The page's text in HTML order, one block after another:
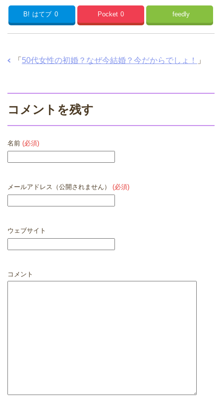
B! はてブ 0 Pocket 0 feedly
「 50代女性の初婚？なぜ今結婚？今だからでしょ！ 」
コメントを残す
名前 (必須)
メールアドレス（公開されません） (必須)
ウェブサイト
コメント